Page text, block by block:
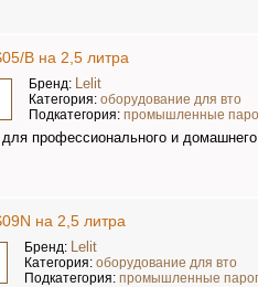
B на 2,5 литра
Бренд: Lelit
Категория:оборудование для вто
Подкатегория:промышленные
профессионального и
на 2,5 литра
Бренд: Lelit
Категория:оборудование для вто
Подкатегория:промышленные